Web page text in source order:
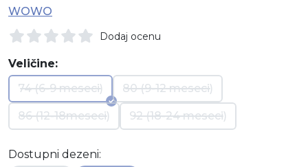
WOWO
Dodaj ocenu
Veličine:
74 (6-9 meseci)
80 (9-12 meseci)
86 (12-18meseci) 92 (18-24 meseci)
Dostupni dezeni: